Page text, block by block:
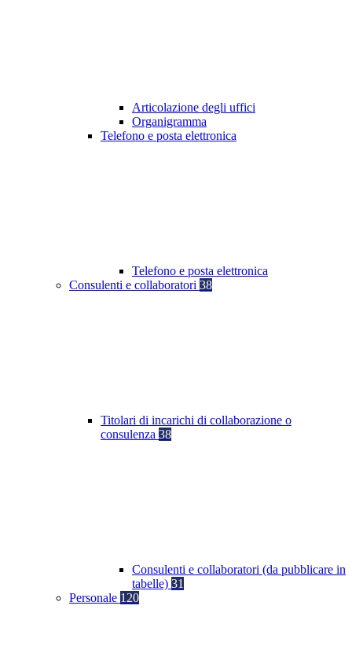
Articolazione degli uffici
Organigramma
Telefono e posta elettronica
Telefono e posta elettronica
Consulenti e collaboratori 38
Titolari di incarichi di collaborazione o
consulenza 38
Consulenti e collaboratori (da pubblicare in
tabelle) 31
Personale 120